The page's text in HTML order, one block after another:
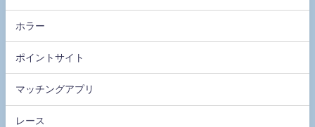
ホラー
ポイントサイト
マッチングアプリ
レース